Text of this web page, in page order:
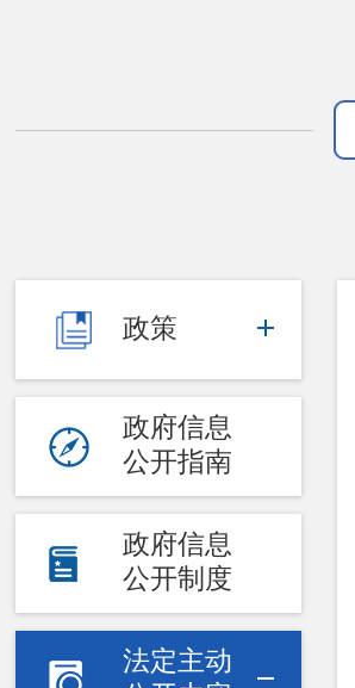
政策
政府信息
公开指南
政府信息
公开制度
法定主动